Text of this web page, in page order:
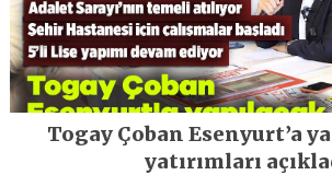
Togay Çoban Esenyurt’a
yatırımları